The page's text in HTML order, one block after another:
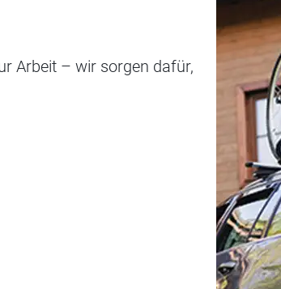
Arbeit – wir sorgen dafür,